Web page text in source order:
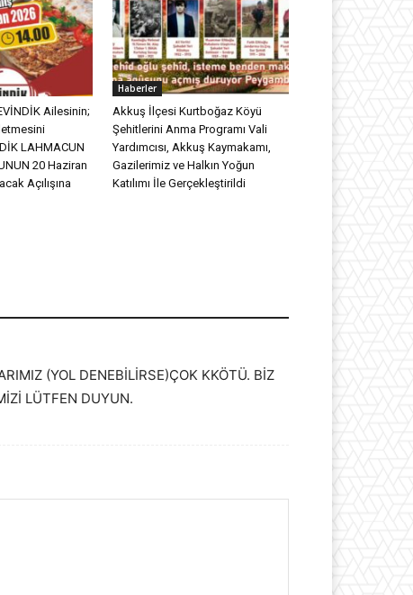
Ailesinin;
LAHMACUN
20 Haziran
Açılışına
Haberler
Akkuş İlçesi Kurtboğaz Köyü
Şehitlerini Anma Programı Vali
Yardımcısı, Akkuş Kaymakamı,
Gazilerimiz ve Halkın Yoğun
Katılımı İle Gerçekleştirildi
(YOL DENEBİLİRSE)ÇOK KKÖTÜ. BİZ
LÜTFEN DUYUN.